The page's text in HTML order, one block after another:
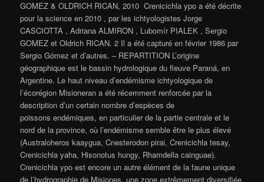
GOMEZ & OLDRICH RICAN, 2010 Crenicichla ypo a été décrite
pour la science en 2010 , par les ichtyologistes Jorge
CASCIOTTA , Adriana ALMIRON , Lubomír PIALEK , Sergio
GOMEZ et Oldrich RICAN. 2 Il a été capturé en février 1986 par
Sergio Gómez et d’autres. – REPARTITION L’origine
géographique est le bassin hydrologique du fleuve Paraná, en
Argentine. Le haut niveau d’endémisme ichtyologique de
l’écorégion Misioneran a été récemment renforcée par la
description d’un certain nombre d’espèces de
poissons endémiques, en particulier de la partie centrale et le
nord de la province, où l’endémisme semble être le plus élevé
(Australoheros kaaygua, Cnesterodon pirai, Crenicichla tesay,
Crenicichla yaha, Hisonotus hungy, Rhamdella cainguae).
Crenicichla ypo est encore un autre élément de la faune unique
de l’hydrographie de Misiones, une zone extrêmement diversifiée